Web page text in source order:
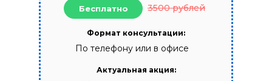
Бесплатно 3500 рублей
Актуальная акция:
Формат консультации:
По телефону или в офисе